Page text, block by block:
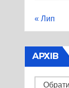
« Лип
АРХІВ
Архів